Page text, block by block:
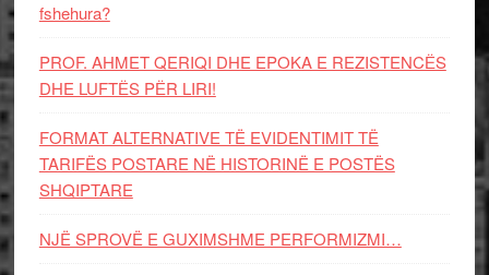
fshehura?
PROF. AHMET QERIQI DHE EPOKA E REZISTENCЁS
DHE LUFTЁS PЁR LIRI!
FORMAT ALTERNATIVE TË EVIDENTIMIT TË
TARIFËS POSTARE NË HISTORINË E POSTËS
SHQIPTARE
NJË SPROVË E GUXIMSHME PERFORMIZMI…